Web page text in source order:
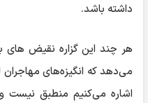
داشته باشد.
هر چند این گزاره نقیض های
می‌دهد که انگیزه‌های مهاجران
اشاره می‌کنیم منطبق نیست